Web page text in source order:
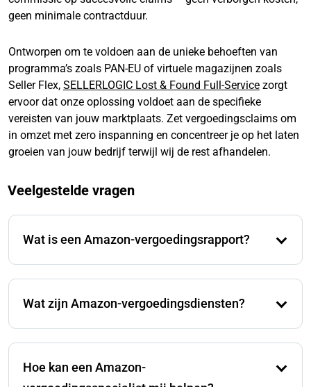
geen minimale contractduur.
Ontworpen om te voldoen aan de unieke behoeften van
programma’s zoals PAN-EU of virtuele magazijnen zoals
Seller Flex, SELLERLOGIC Lost & Found Full-Service zorgt
ervoor dat onze oplossing voldoet aan de specifieke
vereisten van jouw marktplaats. Zet vergoedingsclaims om
in omzet met zero inspanning en concentreer je op het laten
groeien van jouw bedrijf terwijl wij de rest afhandelen.
Veelgestelde vragen
Wat is een Amazon-vergoedingsrapport?
hebt ontvangen voor zaken zoals verloren of
Wat zijn Amazon-vergoedingsdiensten?
helpen bij het vinden, indienen en beheren van
Hoe kan een Amazon-